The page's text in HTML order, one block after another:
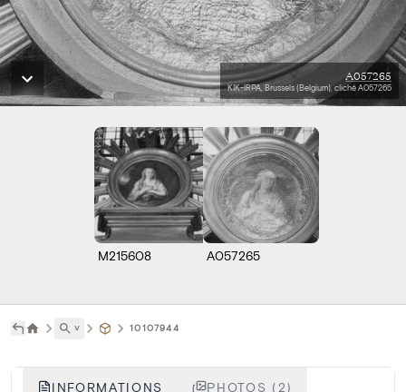
A057265
KIK-IRPA, Brussels (Belgium), cliché A057265
M215608 A057265
˅ 10107944
INFORMATIONS PHOTOS (2)